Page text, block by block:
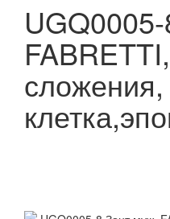
сложения,